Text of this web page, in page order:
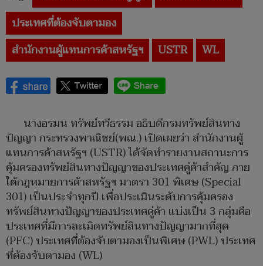
ประเทศที่ต้องจับตามอง
สำนักงานผู้แทนการค้าสหรัฐฯ
USTR WL
นางอรมน ทรัพย์ทวีธรรม อธิบดีกรมทรัพย์สินทาง
ปัญญา กระทรวงพาณิชย์(พณ.) เปิดเผยว่า สำนักงานผู้
แทนการค้าสหรัฐฯ (USTR) ได้จัดทำรายงานสถานะการ
คุ้มครองทรัพย์สินทางปัญญาของประเทศคู่ค้าสำคัญ ภาย
ใต้กฎหมายการค้าสหรัฐฯ มาตรา 301 พิเศษ (Special
301) เป็นประจำทุกปี เพื่อประเมินระดับการคุ้มครอง
ทรัพย์สินทางปัญญาของประเทศคู่ค้า แบ่งเป็น 3 กลุ่มคือ
ประเทศที่มีการละเมิดทรัพย์สินทางปัญญามากที่สุด
(PFC) ประเทศที่ต้องจับตามองเป็นพิเศษ (PWL) ประเทศ
ที่ต้องจับตามอง (WL)